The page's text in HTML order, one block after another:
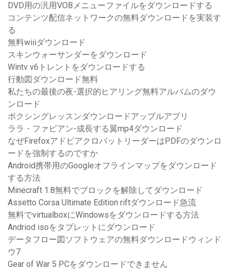
DVD用の汎用VOBメニューファイルをダウンロードする
コンテンツ配信ネットワークの無料ダウンロードを実装す
る
無料wiiiダウンロード
スキンウォーサンダーをダウンロード
Wintv v6トレントをダウンロードする
行動図ダウンロード無料
私たちの最後の夜-選択的ヒアリング無料アルバムのダウ
ンロード
ボクシングレッスンダウンロードアップルアプリ
ララ・ファビアン-成長する翼mp4ダウンロード
なぜFirefoxアドビアクロバットリーダーはPDFのダウンロ
ードを強制するのですか
Android携帯用のGoogleオフラインマップをダウンロード
する方法
Minecraft 1.8無料でブロックを解除してダウンロード
Assetto Corsa Ultimate Edition riftダウンロード急流
無料でvirtualboxにWindowsをダウンロードする方法
Andriod isoをタブレットにダウンロード
データフロー図ソフトウェアの無料ダウンロードウィンド
ウ7
Gear of War 5 PCをダウンロードできません